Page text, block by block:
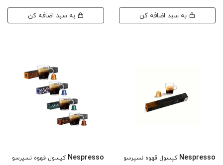
Nespresso کپسول قهوه نسپرسو
Nespresso کپسول قهوه نسپرسو